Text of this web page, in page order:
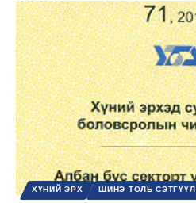
ХҮНИЙ ЭРХ ШИНЭ ТОЛЬ СЭТГҮҮЛ